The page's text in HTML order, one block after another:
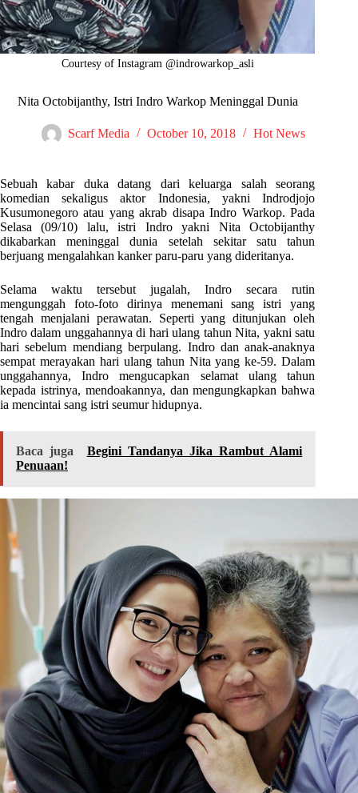
Courtesy of Instagram @indrowarkop_asli
Nita Octobijanthy, Istri Indro Warkop Meninggal Dunia
Scarf Media October 10, 2018 Hot News
Sebuah kabar duka datang dari keluarga salah seorang
komedian sekaligus aktor Indonesia, yakni Indrodjojo
Kusumonegoro atau yang akrab disapa Indro Warkop. Pada
Selasa (09/10) lalu, istri Indro yakni Nita Octobijanthy
dikabarkan meninggal dunia setelah sekitar satu tahun
berjuang mengalahkan kanker paru-paru yang dideritanya.
Selama waktu tersebut jugalah, Indro secara rutin
mengunggah foto-foto dirinya menemani sang istri yang
tengah menjalani perawatan. Seperti yang ditunjukan oleh
Indro dalam unggahannya di hari ulang tahun Nita, yakni satu
hari sebelum mendiang berpulang. Indro dan anak-anaknya
sempat merayakan hari ulang tahun Nita yang ke-59. Dalam
unggahannya, Indro mengucapkan selamat ulang tahun
kepada istrinya, mendoakannya, dan mengungkapkan bahwa
ia mencintai sang istri seumur hidupnya.
Baca juga
Begini Tandanya Jika Rambut Alami
Penuaan!